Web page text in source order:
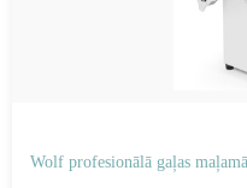
Wolf profesionālā gaļas